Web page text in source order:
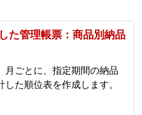
た管理帳票：商品別納品
月ごとに、指定期間の納品
た順位表を作成します。